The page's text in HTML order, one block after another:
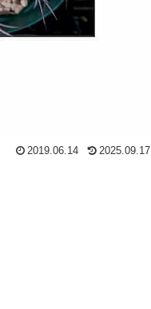
2019.06.14 2025.09.17